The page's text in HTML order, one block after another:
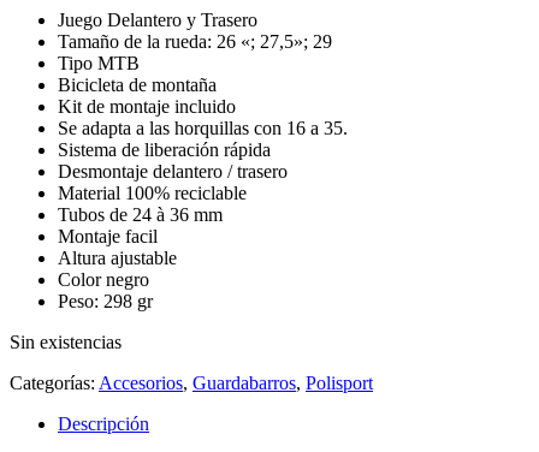
Juego Delantero y Trasero
Tamaño de la rueda: 26 «; 27,5»; 29
Tipo MTB
Bicicleta de montaña
Kit de montaje incluido
Se adapta a las horquillas con 16 a 35.
Sistema de liberación rápida
Desmontaje delantero / trasero
Material 100% reciclable
Tubos de 24 à 36 mm
Montaje facil
Altura ajustable
Color negro
Peso: 298 gr
Sin existencias
Categorías: Accesorios, Guardabarros, Polisport
Descripción